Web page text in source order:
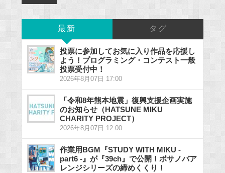
最新 タグ
投票に参加してお気に入り作品を応援し
よう！プログラミング・コンテスト一般
投票受付中！
2026年8月07日 17:00
「令和8年熊本地震」復興支援企画実施
のお知らせ（HATSUNE MIKU
CHARITY PROJECT）
2026年8月07日 12:00
作業用BGM『STUDY WITH MIKU -
part6 -』が『39ch』で公開！ボサノバア
レンジシリーズの締めくくり！